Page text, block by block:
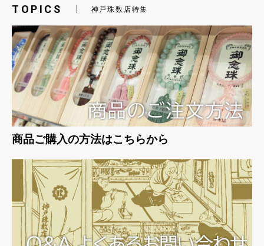
TOPICS 神戸珠数店特集
商品ご購入の方法はこちらから